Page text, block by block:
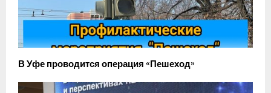
В Уфе проводится операция «Пешеход»